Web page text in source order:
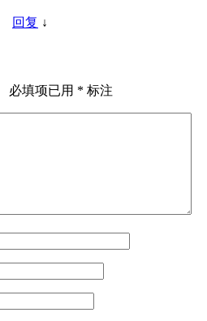
回复 ↓
必填项已用 * 标注